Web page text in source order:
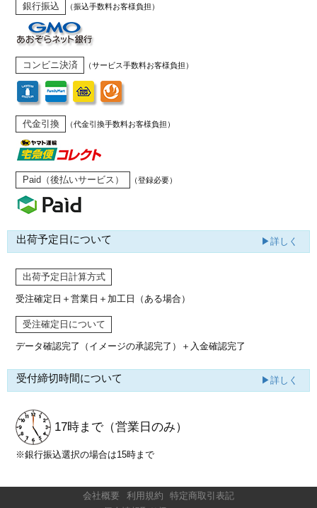
銀行振込 （振込手数料お客様負担）
コンビニ決済 （サービス手数料お客様負担）
代金引換 （代金引換手数料お客様負担）
Paid（後払いサービス） （登録必要）
出荷予定日について ▶詳しく
出荷予定日計算方式
受注確定日＋営業日＋加工日（ある場合）
受注確定日について
データ確認完了（イメージの承認完了） ＋入金確認完了
受付締切時間について ▶詳しく
17時まで （営業日のみ）
※銀行振込選択の場合は15時まで
会社概要 利用規約
特定商取引表記